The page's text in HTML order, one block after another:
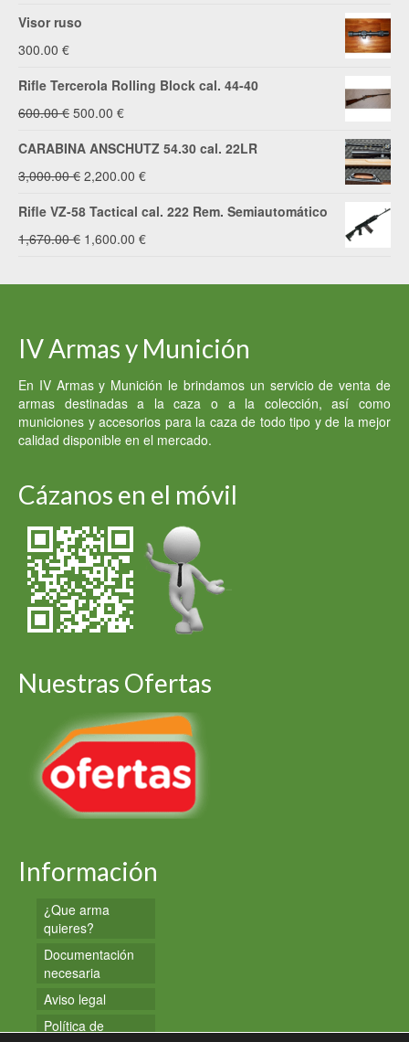
Visor ruso
300.00 €
Rifle Tercerola Rolling Block cal. 44-40
600.00€ El
precio
600.00 €.
500.00 €El
precio
500.00 €.
CARABINA ANSCHUTZ 54.30 cal. 22LR
3,000.00€ El
precio
3,000.00 €.
2,200.00 €El
precio
2,200.00 €.
Rifle VZ-58 Tactical cal. 222 Rem. Semiautomático
1,670.00€ El
1,670.00 €.
1,600.00 €El
1,600.00 €.
IV Armas y Munición
En IV Armas y Munición le brindamos un servicio de venta de
armas destinadas a la caza o a la colección, así como
municiones y accesorios para la caza de todo tipo y de la mejor
calidad disponible en el mercado.
Cázanos en el móvil
Nuestras Ofertas
Información
¿Que arma
quieres?
Documentación
necesaria
Aviso legal
Política de